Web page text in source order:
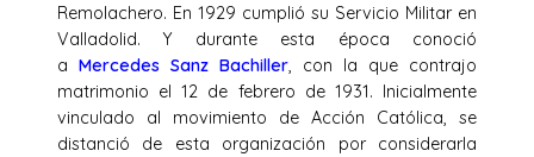
Remolachero. En 1929 cumplió su Servicio Militar en
Valladolid. Y durante esta época conoció
a Mercedes Sanz Bachiller , con la que contrajo
matrimonio el 12 de febrero de 1931. Inicialmente
vinculado al movimiento de Acción Católica, se
distanció de esta organización por considerarla